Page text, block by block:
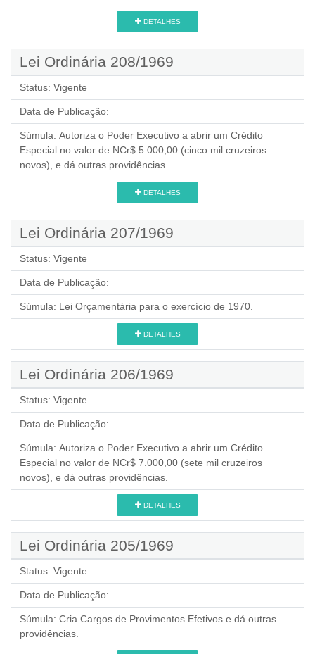
DETALHES
Lei Ordinária 208/1969
Status: Vigente
Data de Publicação:
Súmula: Autoriza o Poder Executivo a abrir um Crédito
Especial no valor de NCr$ 5.000,00 (cinco mil cruzeiros
novos), e dá outras providências.
DETALHES
Lei Ordinária 207/1969
Status: Vigente
Data de Publicação:
Súmula: Lei Orçamentária para o exercício de 1970.
DETALHES
Lei Ordinária 206/1969
Status: Vigente
Data de Publicação:
Súmula: Autoriza o Poder Executivo a abrir um Crédito
Especial no valor de NCr$ 7.000,00 (sete mil cruzeiros
novos), e dá outras providências.
DETALHES
Lei Ordinária 205/1969
Status: Vigente
Data de Publicação:
Súmula: Cria Cargos de Provimentos Efetivos e dá outras
providências.